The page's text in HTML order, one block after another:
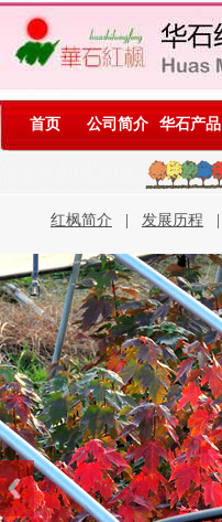
首页 公司简介 华石产品
红枫简介 发展历程